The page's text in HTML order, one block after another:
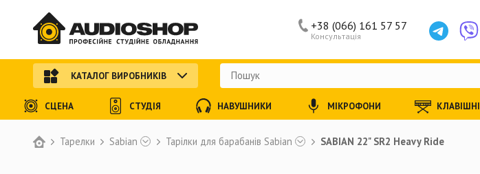
Тарелки Sabian Тарілки для барабанів Sabian SABIAN 22" SR2 Heavy Ride
Консультація
+38 (066) 161 57 57
КАТАЛОГ ВИРОБНИКІВ
СЦЕНА СТУДІЯ НАВУШНИКИ МІКРОФОНИ КЛАВІШНІ